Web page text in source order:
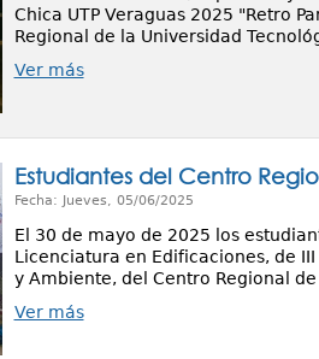
Chica UTP Veraguas 2025 "Retro
Regional de la Universidad
Ver más
Estudiantes del Centro
Fecha: Jueves, 05/06/2025
El 30 de mayo de 2025 los
Licenciatura en Edificaciones, de
y Ambiente, del Centro Regional
Ver más